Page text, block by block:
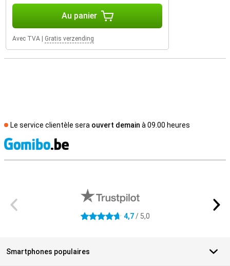
Au panier
Avec TVA Gratis verzending
Le service clientèle sera ouvert demain à 09.00 heures
4.7 étoiles 4,7/ 5,0
Smartphones populaires